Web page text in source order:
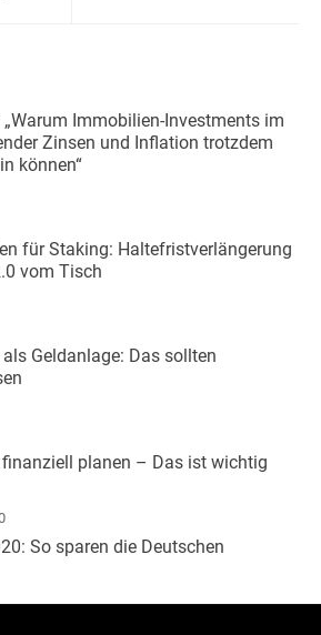
Immobilien-Investments im
Zinsen und Inflation trotzdem
können“
für Staking: Haltefristverlängerung
vom Tisch
Geldanlage: Das sollten
planen – Das ist wichtig
So sparen die Deutschen